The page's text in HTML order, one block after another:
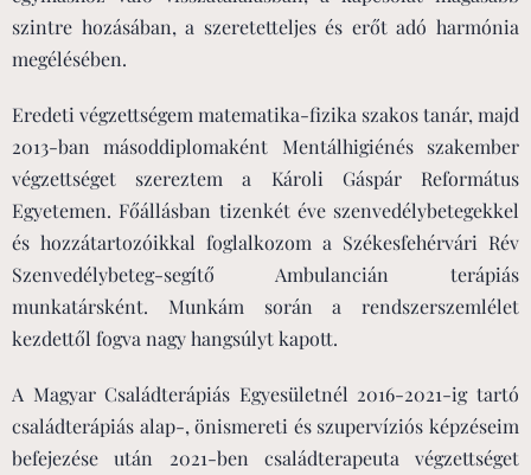
szintre hozásában, a szeretetteljes és erőt adó harmónia
megélésében.
Eredeti végzettségem matematika-fizika szakos tanár, majd
2013-ban másoddiplomaként Mentálhigiénés szakember
végzettséget szereztem a Károli Gáspár Református
Egyetemen. Főállásban tizenkét éve szenvedélybetegekkel
és hozzátartozóikkal foglalkozom a Székesfehérvári Rév
Szenvedélybeteg-segítő Ambulancián terápiás
munkatársként. Munkám során a rendszerszemlélet
kezdettől fogva nagy hangsúlyt kapott.
A Magyar Családterápiás Egyesületnél 2016-2021-ig tartó
családterápiás alap-, önismereti és szupervíziós képzéseim
befejezése után 2021-ben családterapeuta végzettséget